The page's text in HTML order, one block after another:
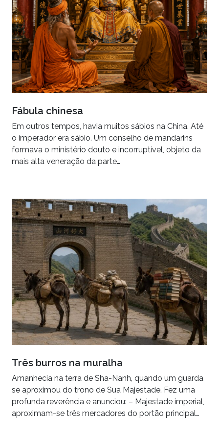
Fábula chinesa
Em outros tempos, havia muitos sábios na China. Até
o imperador era sábio. Um conselho de mandarins
formava o ministério douto e incorruptível, objeto da
mais alta veneração da parte…
Três burros na muralha
Amanhecia na terra de Sha-Nanh, quando um guarda
se aproximou do trono de Sua Majestade. Fez uma
profunda reverência e anunciou: – Majestade imperial,
aproximam-se três mercadores do portão principal…